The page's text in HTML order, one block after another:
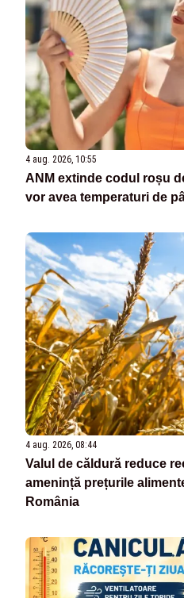
4 aug. 2026, 10:55
ANM extinde codul roșu
vor avea temperaturi de
4 aug. 2026, 08:44
Valul de căldură reduce
amenință prețurile
România